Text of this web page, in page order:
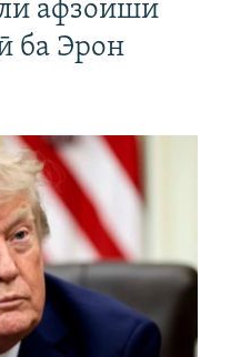
афзоиши
ба Эрон